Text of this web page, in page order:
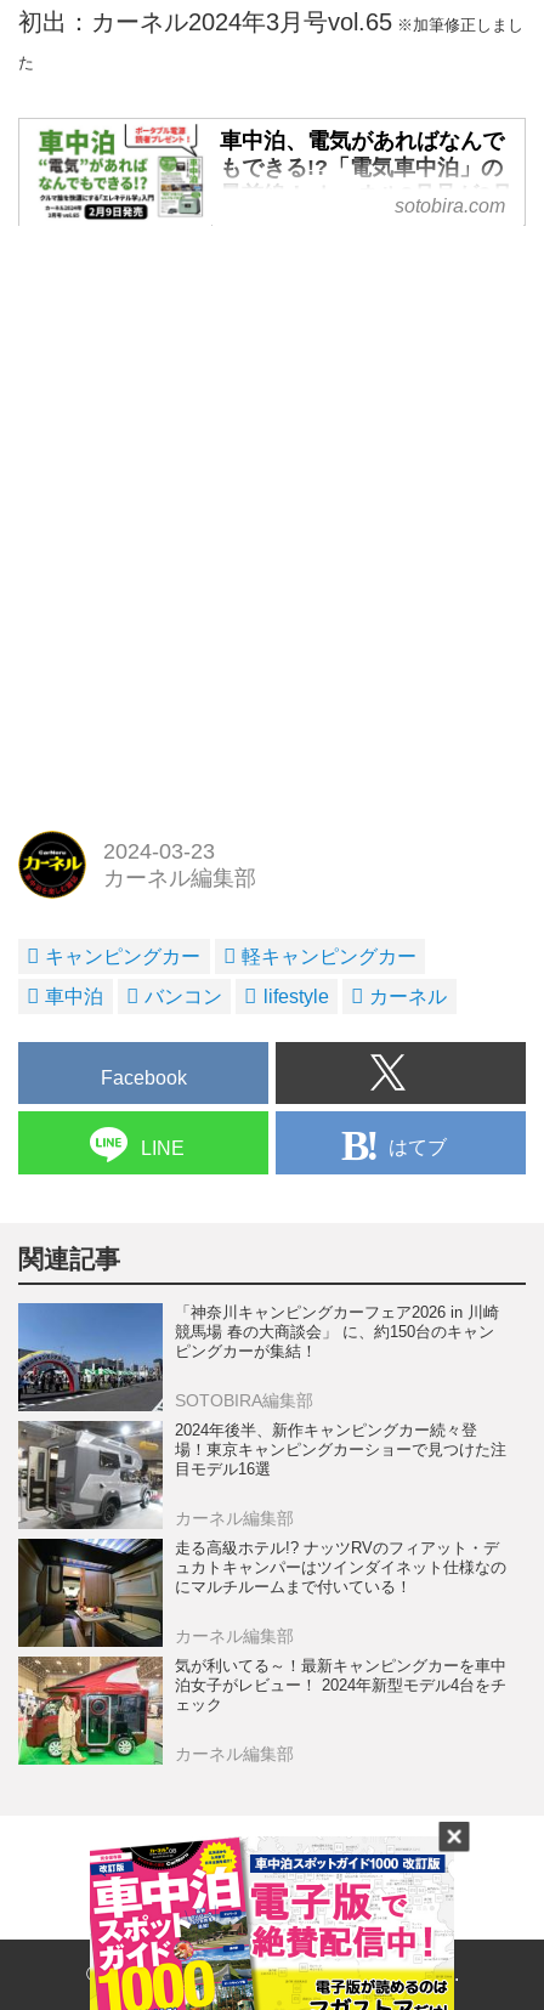
初出：カーネル2024年3月号vol.65 ※加筆修正しまし
た
車中泊、電気があればなんで
もできる!?「電気車中泊」の
最前線！ カーネル3月号が2月
9日（金）発売！ -
sotobira.com
2024-03-23
カーネル編集部
キャンピングカー
軽キャンピングカー
車中泊
バンコン lifestyle カーネル
Facebook
LINE はてブ
関連記事
「神奈川キャンピングカーフェア2026 in 川崎
競馬場 春の大商談会」 に、約150台のキャン
ピングカーが集結！
SOTOBIRA編集部
2024年後半、新作キャンピングカー続々登
場！東京キャンピングカーショーで見つけた注
目モデル16選
カーネル編集部
走る高級ホテル!? ナッツRVのフィアット・デ
ュカトキャンパーはツインダイネット仕様なの
にマルチルームまで付いている！
カーネル編集部
気が利いてる～！最新キャンピングカーを車中
泊女子がレビュー！ 2024年新型モデル4台をチ
ェック
カーネル編集部
© 2017- CARNERU Inc. All rights reserved.
Built onthe dino platform.